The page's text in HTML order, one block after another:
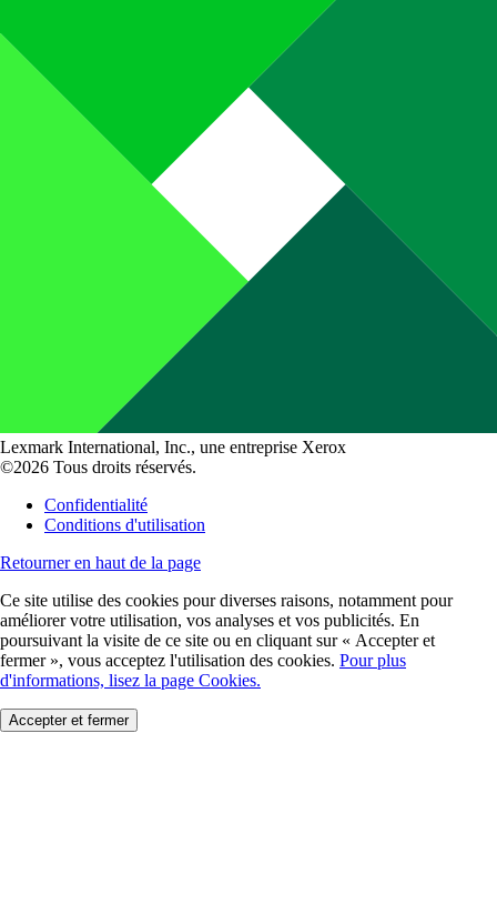
Lexmark International, Inc., une entreprise Xerox
©2026 Tous droits réservés.
Confidentialité
Conditions d'utilisation
Retourner en haut de la page
Ce site utilise des cookies pour diverses raisons, notamment pour
améliorer votre utilisation, vos analyses et vos publicités. En
poursuivant la visite de ce site ou en cliquant sur « Accepter et
fermer », vous acceptez l'utilisation des cookies. Pour plus
d'informations, lisez la page Cookies.
Accepter et fermer